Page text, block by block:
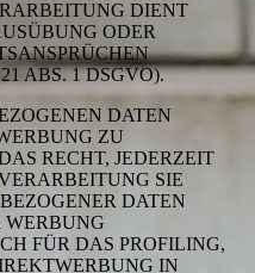
DIENT
ODER
ABS. 1 DSGVO).
DATEN
ZU
RECHT, JEDERZEIT
SIE
DATEN
WERBUNG
FÜR DAS PROFILING,
IN